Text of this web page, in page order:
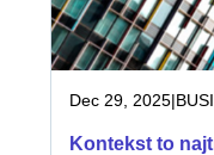
Dec 29, 2025|
Kontekst to